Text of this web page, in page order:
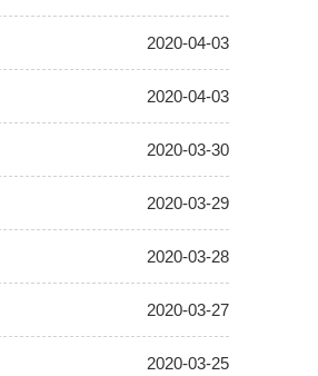
2020-04-03
2020-04-03
2020-03-30
2020-03-29
2020-03-28
2020-03-27
2020-03-25